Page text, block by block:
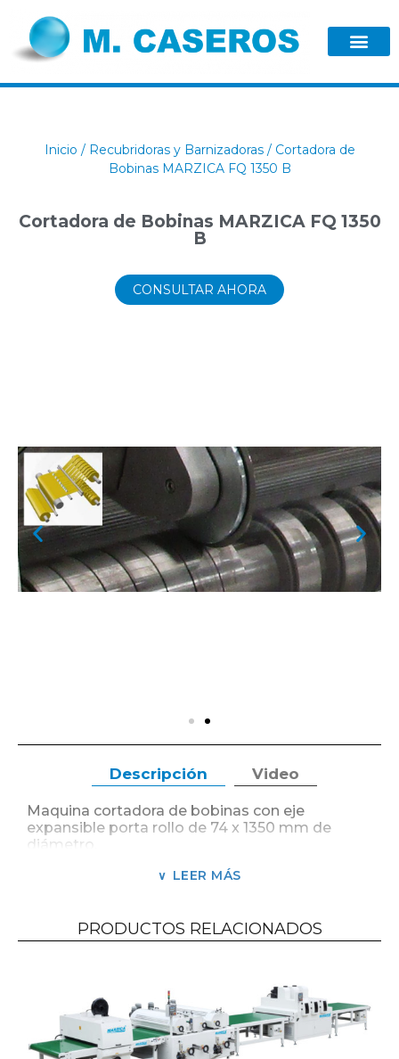
Inicio / Recubridoras y Barnizadoras/ Cortadora de
Bobinas MARZICA FQ 1350 B
Cortadora de Bobinas MARZICA FQ 1350
B
CONSULTAR AHORA
Descripción Video
Maquina cortadora de bobinas con eje
expansible porta rollo de 74 x 1350 mm de
diámetro.
Ancho máximo de bobina pvc 1350mm.
Ancho mínimo de corte 15 mm.
LEER MÁS
PRODUCTOS RELACIONADOS